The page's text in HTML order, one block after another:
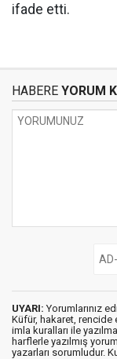
ifade etti.
HABERE YORUM
UYARI: Yorumlarınız
Küfür, hakaret, rencide
imla kuralları ile
harflerle yazılmış
yazarları sorumludur.